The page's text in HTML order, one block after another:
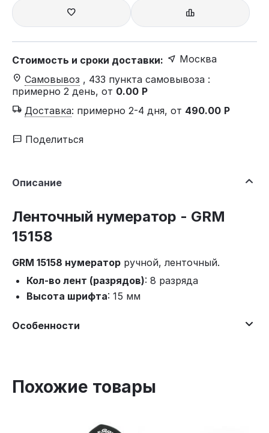
Стоимость и сроки доставки:
Москва
Самовывоз , 433 пункта самовывоза :
примерно 2 день, от 0.00 Р
Доставка: примерно 2-4 дня, от 490.00 Р
Поделиться
Описание
Ленточный нумератор - GRM
15158
GRM 15158 нумератор ручной, ленточный.
Кол-во лент (разрядов): 8 разряда
Высота шрифта: 15 мм
Особенности
Похожие товары